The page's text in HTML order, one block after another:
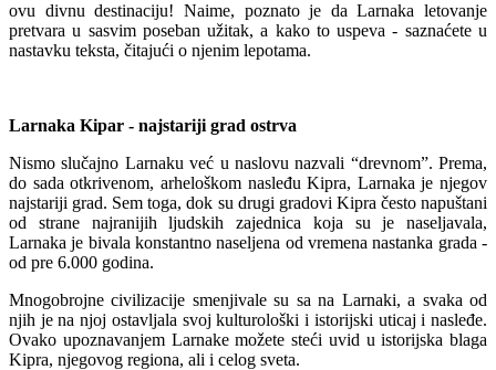
ovu divnu destinaciju! Naime, poznato je da Larnaka letovanje
pretvara u sasvim poseban užitak, a kako to uspeva - saznaćete u
nastavku teksta, čitajući o njenim lepotama.
Larnaka Kipar - najstariji grad ostrva
Nismo slučajno Larnaku već u naslovu nazvali “drevnom”. Prema,
do sada otkrivenom, arheloškom nasleđu Kipra, Larnaka je njegov
najstariji grad. Sem toga, dok su drugi gradovi Kipra često napuštani
od strane najranijih ljudskih zajednica koja su je naseljavala,
Larnaka je bivala konstantno naseljena od vremena nastanka grada -
od pre 6.000 godina.
Mnogobrojne civilizacije smenjivale su sa na Larnaki, a svaka od
njih je na njoj ostavljala svoj kulturološki i istorijski uticaj i nasleđe.
Ovako upoznavanjem Larnake možete steći uvid u istorijska blaga
Kipra, njegovog regiona, ali i celog sveta.